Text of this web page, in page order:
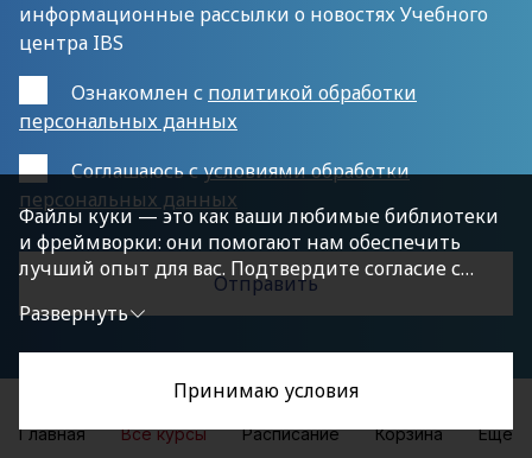
информационные рассылки о новостях Учебного
центра IBS
Ознакомлен с политикой обработки
персональных данных
Cоглашаюсь сусловиями обработки
персональных данных
Главная Все курсы Расписание Корзина Еще
Файлы куки — это как ваши любимые библиотеки
и фреймворки: они помогают нам обеспечить
лучший опыт для вас. Подтвердите согласие с
политикой конфиденциальности, нажав
«Принимаю условия», чтобы продолжить.
Развернуть
Принимаю условия